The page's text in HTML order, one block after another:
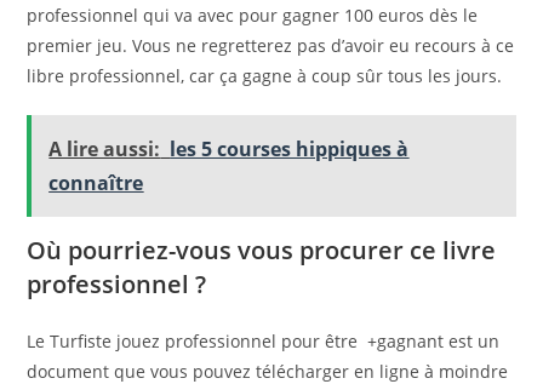
professionnel qui va avec pour gagner 100 euros dès le
premier jeu. Vous ne regretterez pas d’avoir eu recours à ce
libre professionnel, car ça gagne à coup sûr tous les jours.
A lire aussi: les 5 courses hippiques à
connaître
Où pourriez-vous vous procurer ce livre
professionnel ?
Le Turfiste jouez professionnel pour être +gagnant est un
document que vous pouvez télécharger en ligne à moindre